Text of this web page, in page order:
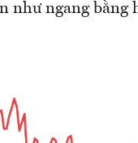
như ngang